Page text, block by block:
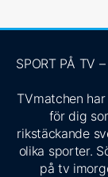
SPORT PÅ TV
TVmatchen
för dig
rikstäckande
olika sporter.
på tv